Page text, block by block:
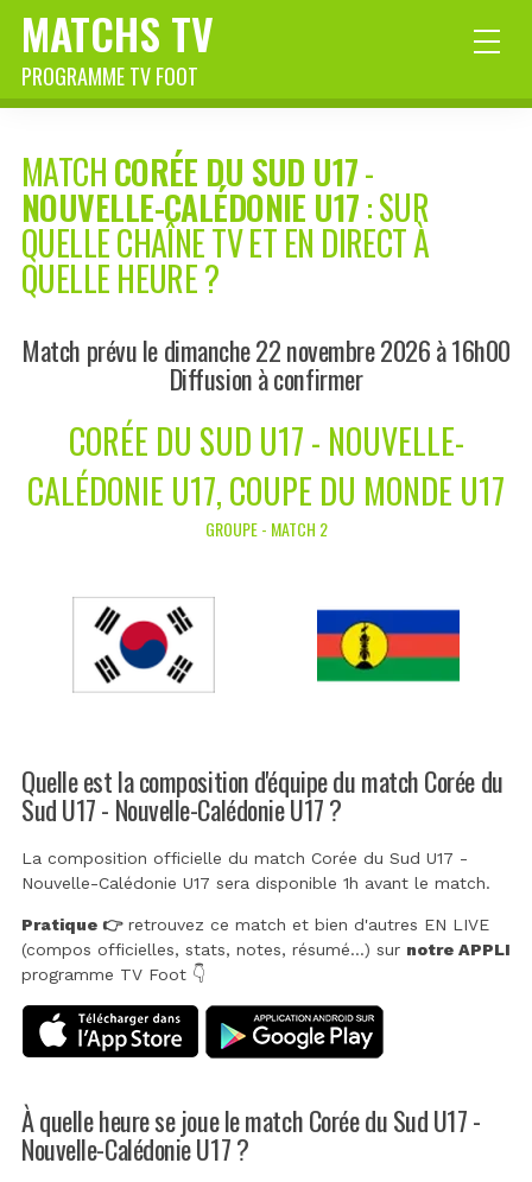
MATCHS TV
PROGRAMME TV FOOT
MATCHCORÉE DU SUD U17-
NOUVELLE-CALÉDONIE U17: SUR
QUELLE CHAÎNE TV ET EN DIRECT À
QUELLE HEURE ?
Match prévu le dimanche 22 novembre 2026 à 16h00
Diffusion à confirmer
CORÉE DU SUD U17 - NOUVELLE-
CALÉDONIE U17, COUPE DU MONDE U17
GROUPE - MATCH 2
Quelle est la composition d'équipe du match Corée du
Sud U17 - Nouvelle-Calédonie U17 ?
La composition officielle du match Corée du Sud U17 -
Nouvelle-Calédonie U17 sera disponible 1h avant le match.
Pratique 👉retrouvez ce match et bien d'autres EN LIVE
(compos officielles, stats, notes, résumé...) sur notre APPLI
programme TV Foot 👇
À quelle heure se joue le match Corée du Sud U17 -
Nouvelle-Calédonie U17 ?